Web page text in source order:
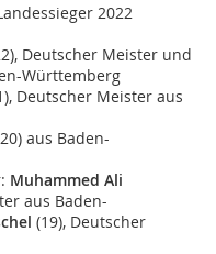
2022
Deutscher Meister und
Württemberg
Deutscher Meister aus
aus Baden-
Muhammed Ali
aus Baden-
(19), Deutscher